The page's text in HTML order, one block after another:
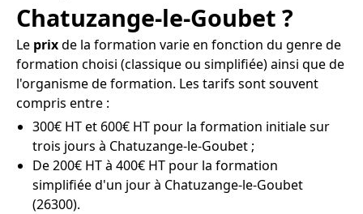
Chatuzange-le-Goubet ?
Le prixde la formation varie en fonction du genre de
formation choisi (classique ou simplifiée) ainsi que de
l'organisme de formation. Les tarifs sont souvent
compris entre :
300€ HT et 600€ HT pour la formation initiale sur
trois jours à Chatuzange-le-Goubet ;
De 200€ HT à 400€ HT pour la formation
simplifiée d'un jour à Chatuzange-le-Goubet
(26300).